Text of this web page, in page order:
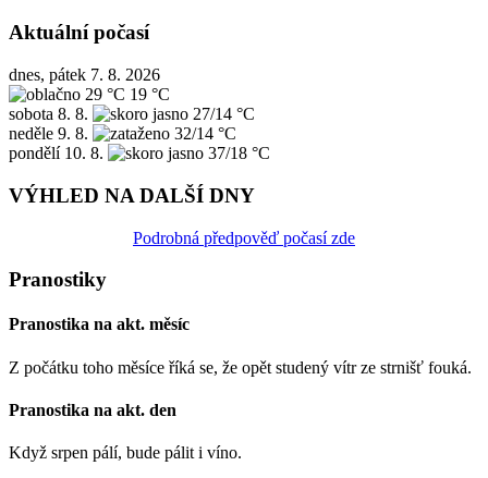
Aktuální počasí
dnes, pátek 7. 8. 2026
29 °C 19 °C
sobota 8. 8.
27/14 °C
neděle 9. 8.
32/14 °C
pondělí 10. 8. 37/18 °C
VÝHLED NA DALŠÍ DNY
Podrobná předpověď počasí zde
Pranostiky
Pranostika na akt. měsíc
Z počátku toho měsíce říká se, že opět studený vítr ze strnišť fouká.
Pranostika na akt. den
Když srpen pálí, bude pálit i víno.